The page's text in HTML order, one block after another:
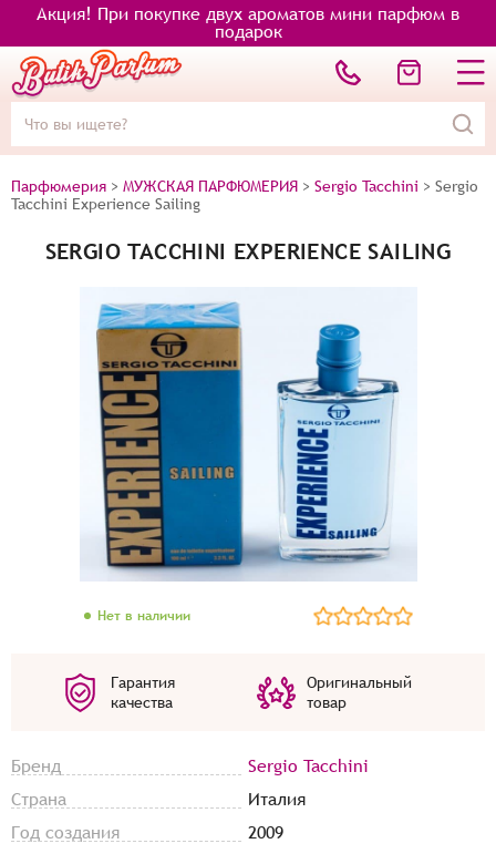
Акция! При покупке двух ароматов мини парфюм в
подарок
Парфюмерия > МУЖСКАЯ ПАРФЮМЕРИЯ > Sergio Tacchini > Sergio
Tacchini Experience Sailing
SERGIO TACCHINI EXPERIENCE SAILING
Нет в наличии
Гарантия
качества
Оригинальный
товар
Бренд
Sergio Tacchini
Страна
Италия
Год создания
2009